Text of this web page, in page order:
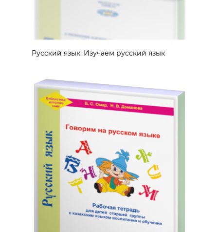
Русский язык. Изучаем русский язык